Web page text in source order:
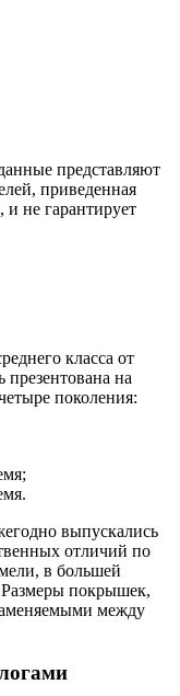
представляют
приведенная
не гарантирует
класса от
на
поколения:
выпускались
отличий по
в большей
Размеры покрышек,
между